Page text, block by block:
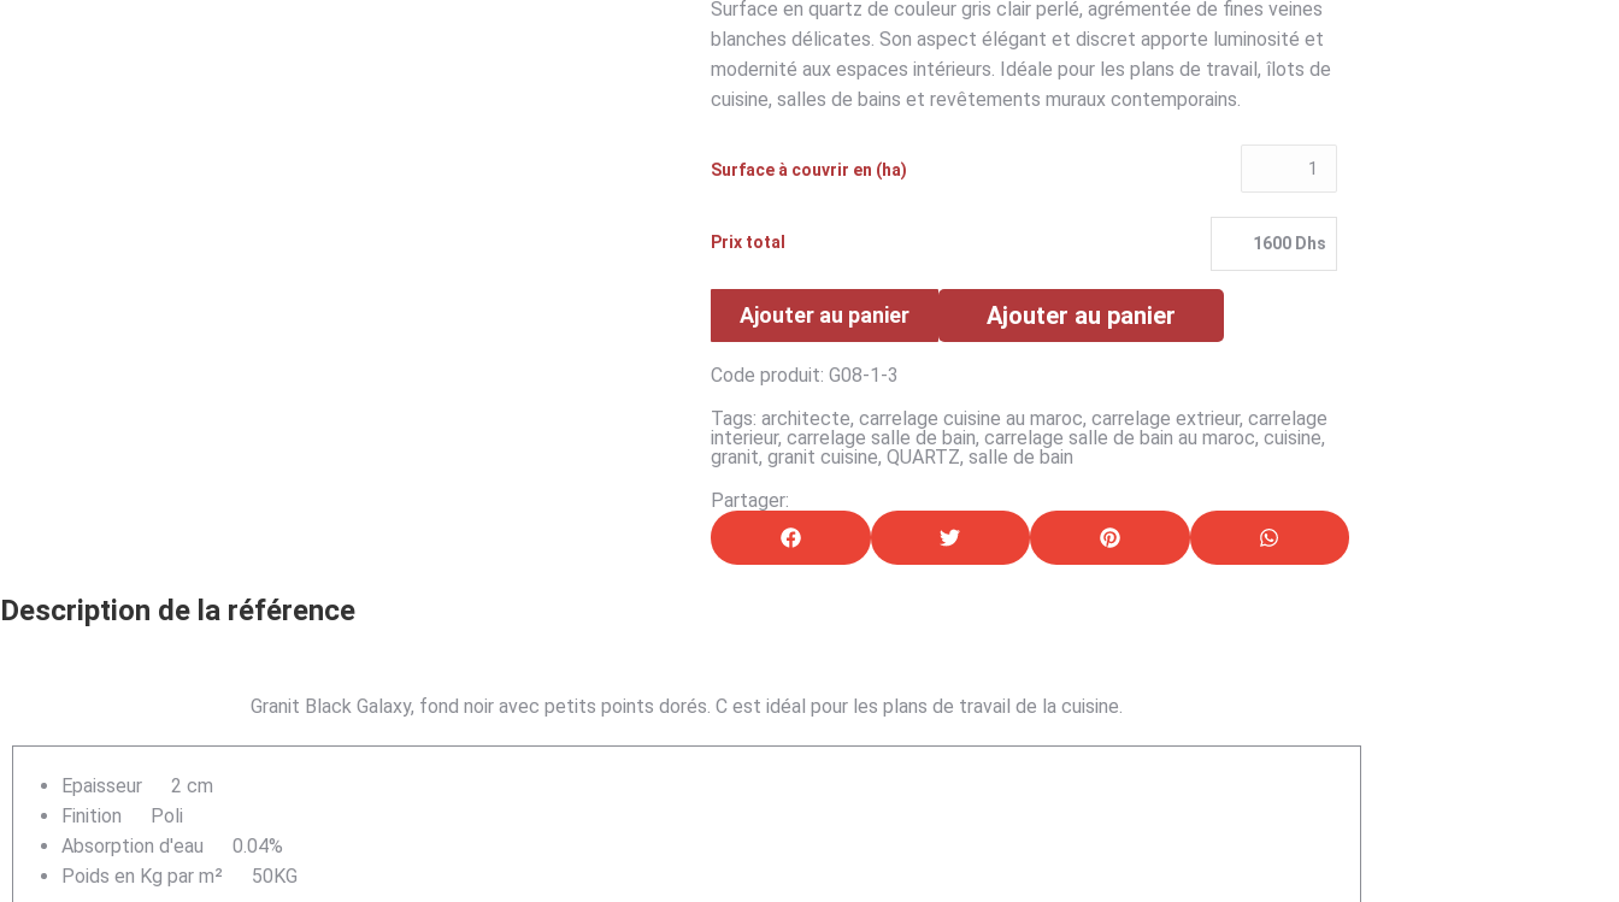
Surface en quartz de couleur gris clair perlé, agrémentée de fines veines
blanches délicates. Son aspect élégant et discret apporte luminosité et
modernité aux espaces intérieurs. Idéale pour les plans de travail, îlots de
cuisine, salles de bains et revêtements muraux contemporains.
Surface à couvrir en (ha)
Prix total 1600 Dhs
Ajouter au panier Ajouter au panier
Code produit: G08-1-3
Tags: architecte, carrelage cuisine au maroc, carrelage extrieur, carrelage
interieur, carrelage salle de bain, carrelage salle de bain au maroc, cuisine,
granit, granit cuisine, QUARTZ, salle de bain
Partager:
Description de la référence
Granit Black Galaxy, fond noir avec petits points dorés. C est idéal pour les plans de travail de la cuisine.
Epaisseur
2 cm
Finition
Poli
Absorption d'eau
0.04%
Poids en Kg par m²
50KG